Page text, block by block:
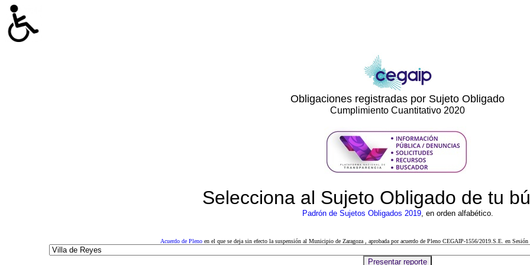
Obligaciones registradas por Sujeto Obligado
Cumplimiento Cuantitativo 2020
Selecciona al Sujeto Obligado de tu
Padrón de Sujetos Obligados 2019, en orden alfabético.
Acuerdo de Pleno en el que se deja sin efecto la suspensión al Municipio de Zaragoza , aprobada por acuerdo de Pleno CEGAIP-1556/2019.S.E. en